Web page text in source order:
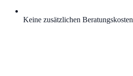
Keine zusätzlichen Beratungskosten